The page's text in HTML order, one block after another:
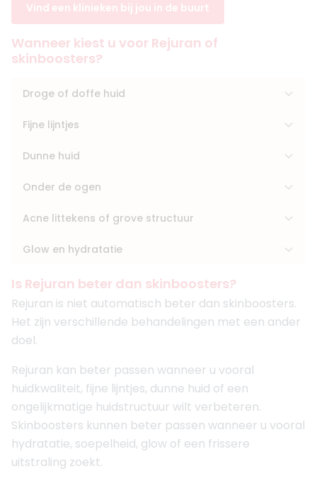
Vind een klinieken bij jou in de buurt
Wanneer kiest u voor Rejuran of
skinboosters?
Droge of doffe huid
Fijne lijntjes
Dunne huid
Onder de ogen
Acne littekens of grove structuur
Glow en hydratatie
Is Rejuran beter dan skinboosters?
Rejuran is niet automatisch beter dan skinboosters.
Het zijn verschillende behandelingen met een ander
doel.
Rejuran kan beter passen wanneer u vooral
huidkwaliteit, fijne lijntjes, dunne huid of een
ongelijkmatige huidstructuur wilt verbeteren.
Skinboosters kunnen beter passen wanneer u vooral
hydratatie, soepelheid, glow of een frissere
uitstraling zoekt.